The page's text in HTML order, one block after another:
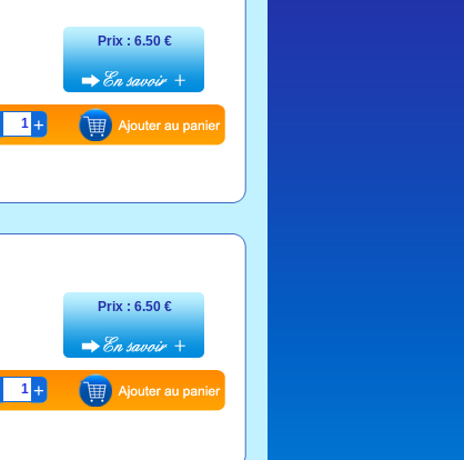
Prix : 6.50 €
1
Prix : 6.50 €
1